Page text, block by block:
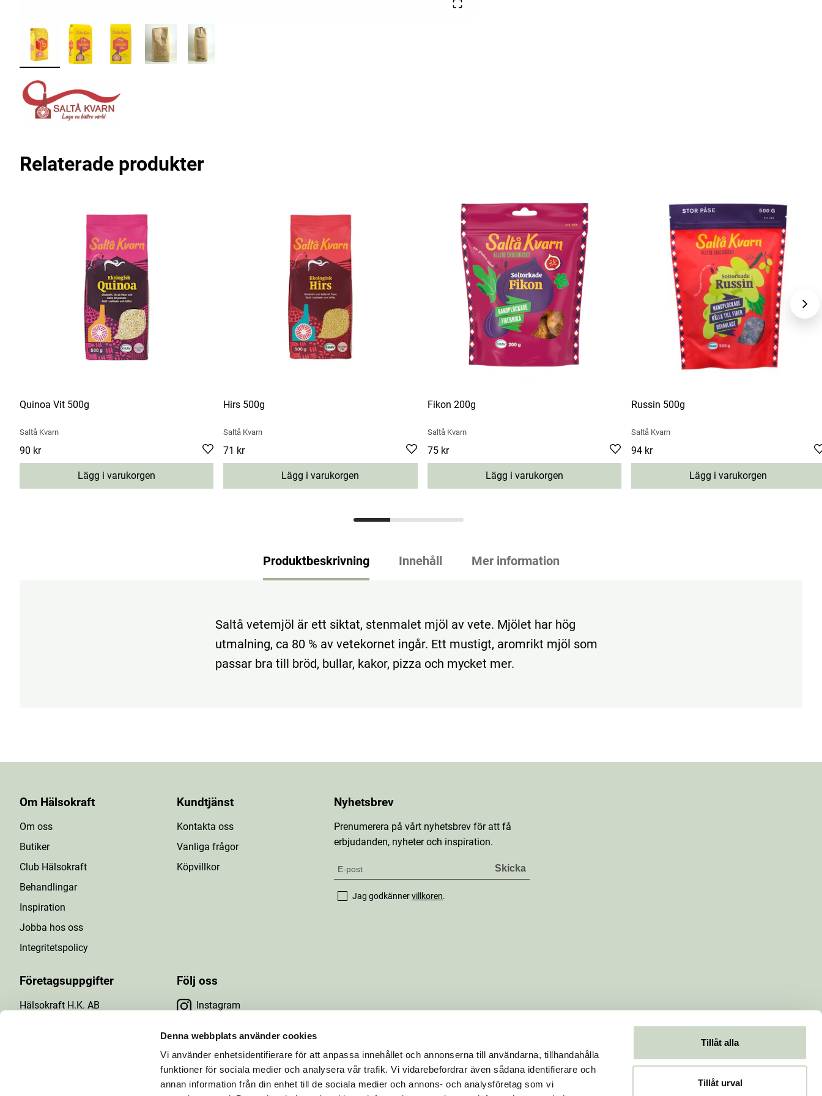
Denna webbplats använder cookies
Vi använder enhetsidentifierare för att anpassa innehållet och annonserna till användarna, tillhandahålla
funktioner för sociala medier och analysera vår trafik. Vi vidarebefordrar även sådana identifierare och
annan information från din enhet till de sociala medier och annons- och analysföretag som vi
Tillåt alla
Tillåt urval
Relaterade produkter
Quinoa Vit 500g
Saltå Kvarn
Pris:90 kr
90 kr
Lägg i varukorgen
Hirs 500g
Saltå Kvarn
Pris:71 kr
71 kr
Lägg i varukorgen
Fikon 200g
Saltå Kvarn
Pris:75 kr
75 kr
Lägg i varukorgen
Russin 500g
Saltå Kvarn
Pris:94 kr
94 kr
Lägg i varukorgen
Produktbeskrivning Innehåll Mer information
Saltå vetemjöl är ett siktat, stenmalet mjöl av vete. Mjölet har hög
utmalning, ca 80 % av vetekornet ingår. Ett mustigt, aromrikt mjöl som
passar bra till bröd, bullar, kakor, pizza och mycket mer.
Om Hälsokraft
Om oss
Butiker
Club Hälsokraft
Behandlingar
Inspiration
Jobba hos oss
Integritetspolicy
Kundtjänst
Kontakta oss
Vanliga frågor
Köpvillkor
Företagsuppgifter
Hälsokraft H.K. AB
Följ oss
Instagram
Facebook
YouTube
Nyhetsbrev
Prenumerera på vårt nyhetsbrev för att få
erbjudanden, nyheter och inspiration.
Jag godkännervillkoren.